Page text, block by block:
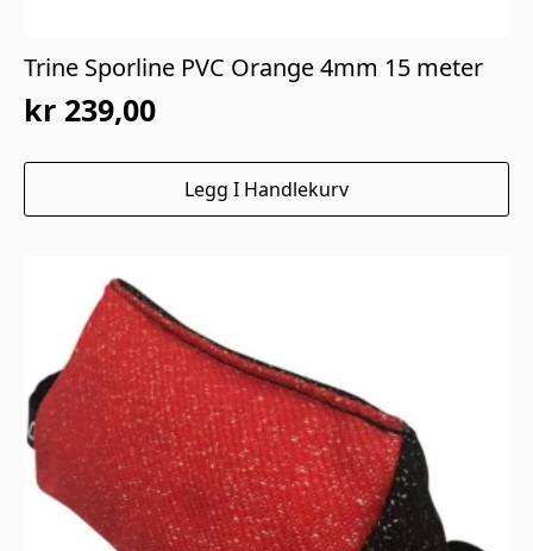
Trine Sporline PVC Orange 4mm 15 meter
kr 239,00
Legg I Handlekurv